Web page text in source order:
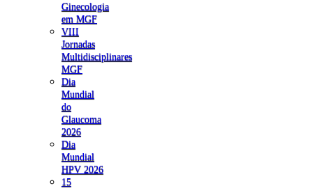
Ginecologia
em MGF
VIII
Jornadas
Multidisciplinares
MGF
Dia
Mundial
do
Glaucoma
2026
Dia
Mundial
HPV 2026
15